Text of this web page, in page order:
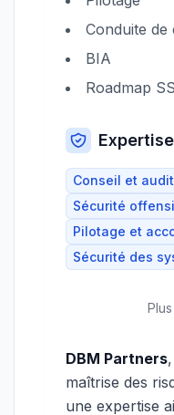
Conduite de
BIA
Roadmap
Conseil et
Sécurité
Pilotage et
Sécurité des
DBM Partners
maîtrise des
une expertise